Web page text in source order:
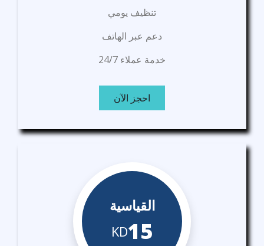
تنظيف يومي
دعم عبر الهاتف
خدمة عملاء 24/7
احجز الآن
القياسية
KD15